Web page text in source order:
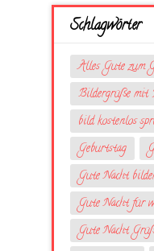
Schlagwörter
Alles Gute zum
Bildergrüße
bild kostenlos
Geburtstag
Gute Nacht
Gute Nacht für
Gute Nacht